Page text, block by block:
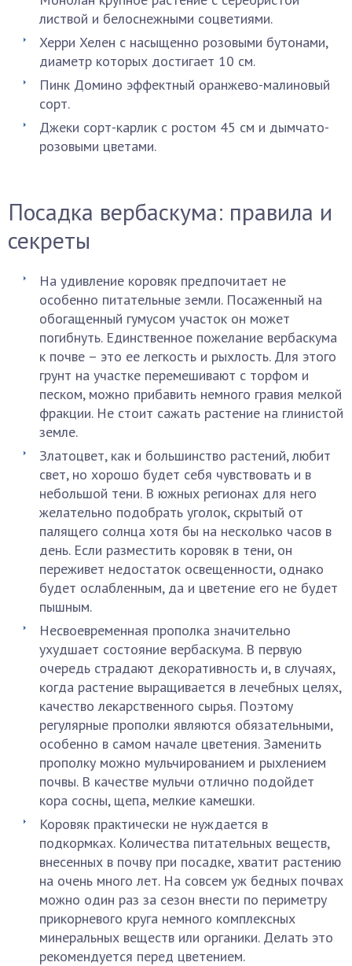
листвой и белоснежными соцветиями.
Херри Хелен с насыщенно розовыми бутонами,
диаметр которых достигает 10 см.
Пинк Домино эффектный оранжево-малиновый
сорт.
Джеки сорт-карлик с ростом 45 см и дымчато-
розовыми цветами.
Посадка вербаскума: правила и
секреты
На удивление коровяк предпочитает не
особенно питательные земли. Посаженный на
обогащенный гумусом участок он может
погибнуть. Единственное пожелание вербаскума
к почве – это ее легкость и рыхлость. Для этого
грунт на участке перемешивают с торфом и
песком, можно прибавить немного гравия мелкой
фракции. Не стоит сажать растение на глинистой
земле.
Златоцвет, как и большинство растений, любит
свет, но хорошо будет себя чувствовать и в
небольшой тени. В южных регионах для него
желательно подобрать уголок, скрытый от
палящего солнца хотя бы на несколько часов в
день. Если разместить коровяк в тени, он
переживет недостаток освещенности, однако
будет ослабленным, да и цветение его не будет
пышным.
Несвоевременная прополка значительно
ухудшает состояние вербаскума. В первую
очередь страдают декоративность и, в случаях,
когда растение выращивается в лечебных целях,
качество лекарственного сырья. Поэтому
регулярные прополки являются обязательными,
особенно в самом начале цветения. Заменить
прополку можно мульчированием и рыхлением
почвы. В качестве мульчи отлично подойдет
кора сосны, щепа, мелкие камешки.
Коровяк практически не нуждается в
подкормках. Количества питательных веществ,
внесенных в почву при посадке, хватит растению
на очень много лет. На совсем уж бедных почвах
можно один раз за сезон внести по периметру
прикорневого круга немного комплексных
минеральных веществ или органики. Делать это
рекомендуется перед цветением.